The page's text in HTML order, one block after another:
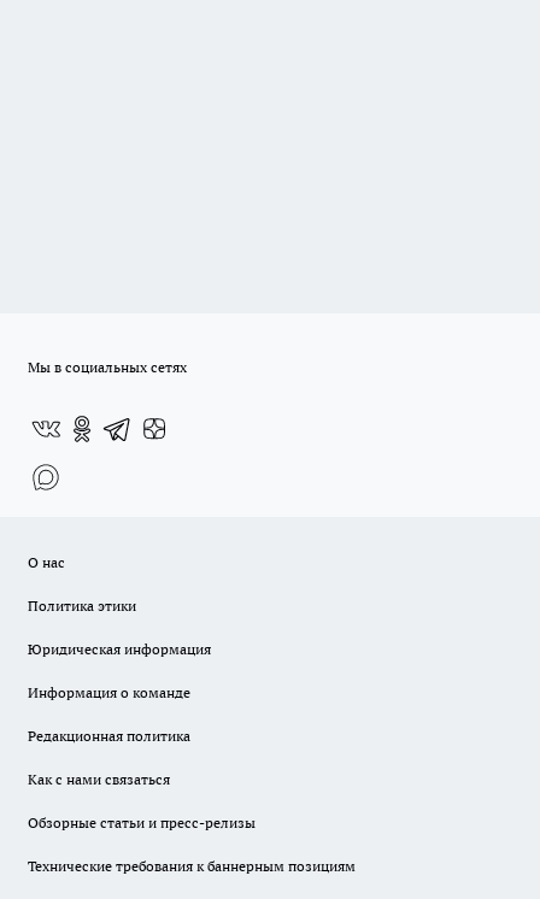
Мы в социальных сетях
О нас
Политика этики
Юридическая информация
Информация о команде
Редакционная политика
Как с нами связаться
Обзорные статьи и пресс-релизы
Технические требования к баннерным позициям